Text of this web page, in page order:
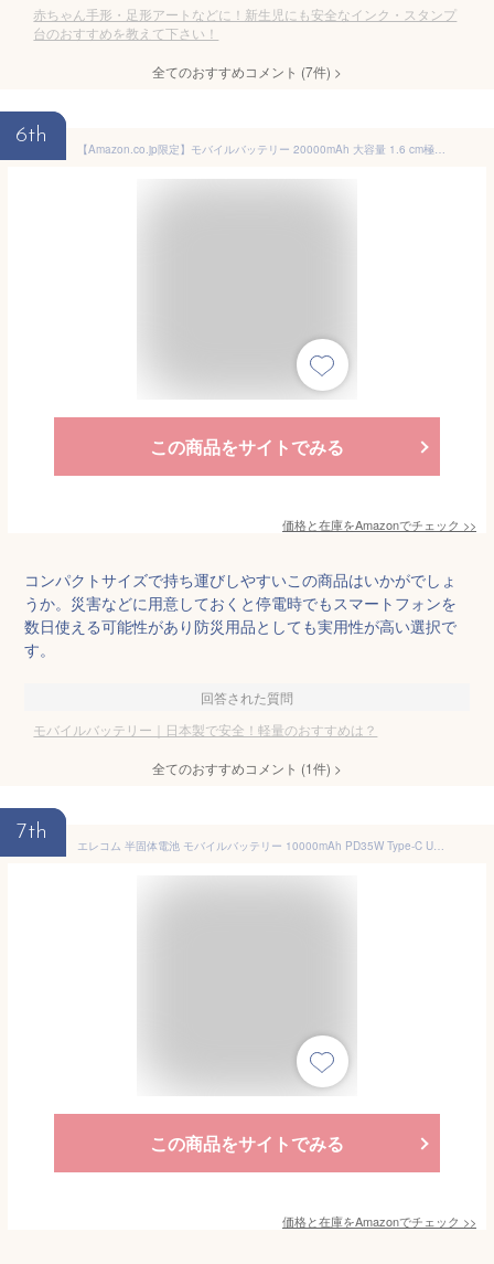
赤ちゃん手形・足形アートなどに！新生児にも安全なインク・スタンプ
台のおすすめを教えて下さい！
全てのおすすめコメント (7件) >
6th
【Amazon.co.jp限定】モバイルバッテリー 20000mAh 大容量 1.6 cm極薄設計 カードサイズ 170g超軽量 小型 急速充電 スマホ充電器 大容量 3台同時充電 Type-C入出力兼用 低電流対応 コンパクトで機内持ち込み可 旅行/出張/災害用 PSE認証済み 安全設計＆回路保護 iPad/iPhone/Android全種機器対応 アウトドア/旅行/出張/停電対策/緊急防災に
この商品をサイトでみる
価格と在庫をAmazonでチェック >>
コンパクトサイズで持ち運びしやすいこの商品はいかがでしょ
うか。災害などに用意しておくと停電時でもスマートフォンを
数日使える可能性があり防災用品としても実用性が高い選択で
す。
回答された質問
モバイルバッテリー｜日本製で安全！軽量のおすすめは？
全てのおすすめコメント (1件) >
7th
エレコム 半固体電池 モバイルバッテリー 10000mAh PD35W Type-C USB-A 燃えにくい 安全設計 長寿命 2000回サイクル 3台同時充電 残量表示 軽量220g PSE認証 機内持ち込み可 iPhone対応 ミッドナイト EC-C61MN
この商品をサイトでみる
価格と在庫をAmazonでチェック >>